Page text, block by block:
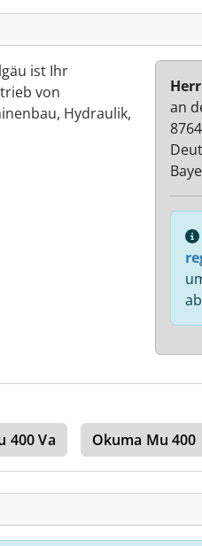
ist Ihr
von
Hydraulik,
an
400 Va Okuma Mu 400